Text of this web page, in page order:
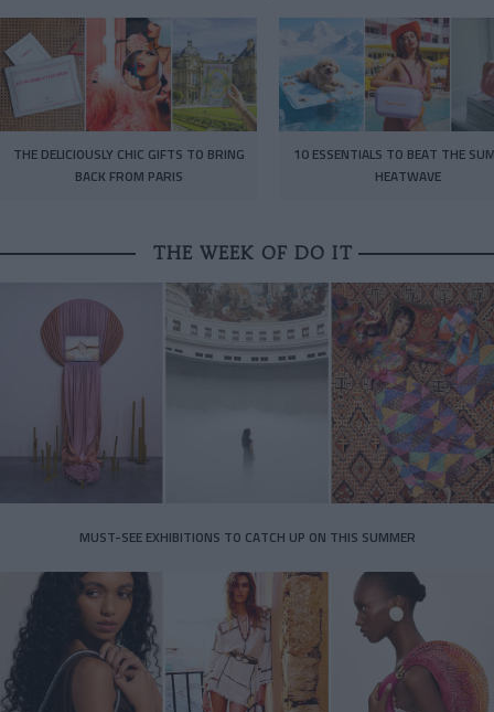
THE DELICIOUSLY CHIC GIFTS TO BRING
BACK FROM PARIS
10 ESSENTIALS TO BEAT THE
HEATWAVE
THE WEEK OF DO IT
MUST-SEE EXHIBITIONS TO CATCH UP ON THIS SUMMER